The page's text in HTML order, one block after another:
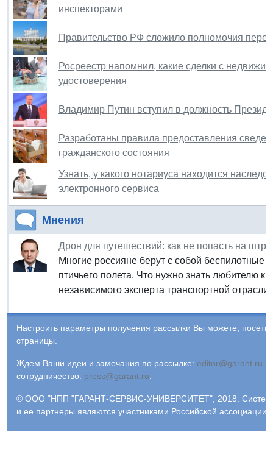
инспекторами
Правительство РФ сложило полномочия
Росреестр напомнил, какие сделки с
удостоверения
Владимир Путин вступил в должность
Разработаны правила предоставления
гражданского состояния
Узнать, у какого нотариуса находится
электронного сервиса
Мнения
Дрон для путешествий: как не попасть на
Многие россияне берут с собой беспилотные
птичьего полета. Что нужно знать любителю
независимого эксперта транспортной отрасли.
Настроить параметры получения рассылки Вы можете,
страницы.
Ждем Ваши идеи и замечания по рассылке: editor@garant.ru
сотрудничество: press@garant.ru
© ООО "НПП "ГАРАНТ-СЕРВИС-УНИВЕРСИТЕТ", 2018. Система
и ее партнеры являются участниками Российской